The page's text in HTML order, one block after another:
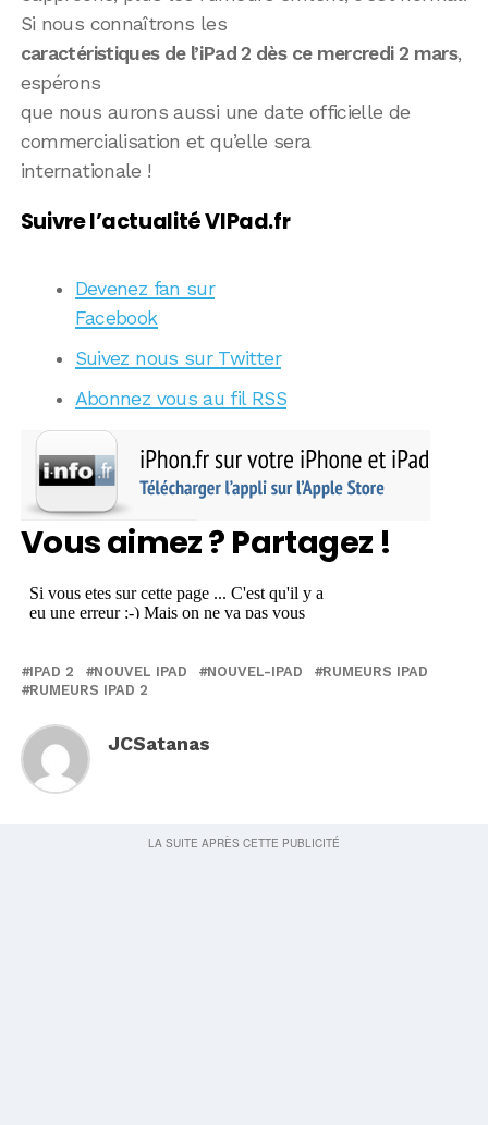
Si nous connaîtrons les
caractéristiques de l’iPad 2 dès ce mercredi 2 mars,
espérons
que nous aurons aussi une date officielle de
commercialisation et qu’elle sera
internationale !
Suivre l’actualité VIPad.fr
Devenez fan sur
Facebook
Suivez nous sur Twitter
Abonnez vous au fil RSS
Vous aimez ? Partagez !
IPAD 2 NOUVEL IPAD NOUVEL-IPAD
RUMEURS IPAD
RUMEURS IPAD 2
JCSatanas